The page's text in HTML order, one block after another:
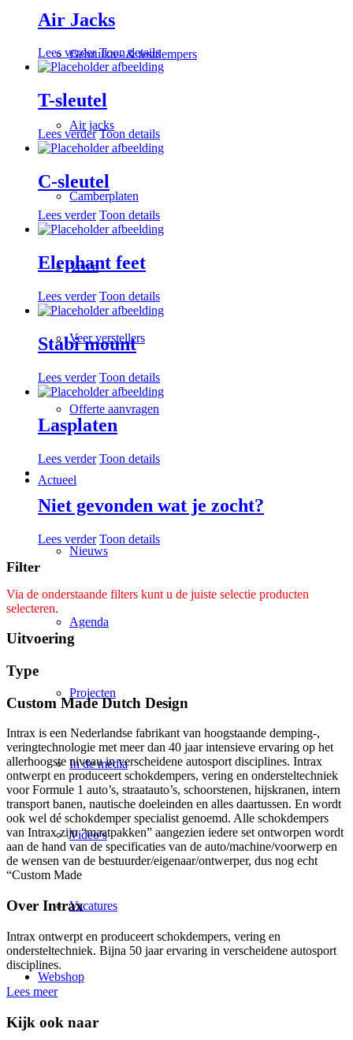
Gebruikte- & testdempers
Air jacks
Camberplaten
Veren
Veer verstellers
Offerte aanvragen
Actueel
Nieuws
Agenda
Projecten
In de media
Video’s
Vacatures
Webshop
Air Jacks
Lees verder Toon details
T-sleutel
Lees verder Toon details
C-sleutel
Lees verder Toon details
Elephant feet
Lees verder Toon details
Stabi mount
Lees verder Toon details
Lasplaten
Lees verder Toon details
Niet gevonden wat je zocht?
Lees verder Toon details
Filter
Via de onderstaande filters kunt u de juiste selectie producten
selecteren.
Uitvoering
Type
Custom Made Dutch Design
Intrax is een Nederlandse fabrikant van hoogstaande demping-,
veringtechnologie met meer dan 40 jaar intensieve ervaring op het
allerhoogste niveau in verscheidene autosport disciplines. Intrax
ontwerpt en produceert schokdempers, vering en ondersteltechniek
voor Formule 1 auto’s, straatauto’s, schoorstenen, hijskranen, intern
transport banen, nautische doeleinden en alles daartussen. En wordt
ook wel dé schokdemper specialist genoemd. Alle schokdempers
van Intrax zijn “maatpakken” aangezien iedere set ontworpen wordt
aan de hand van de specificaties van de auto/machine/voorwerp en
de wensen van de bestuurder/eigenaar/ontwerper, dus nog echt
“Custom Made
Over Intrax
Intrax ontwerpt en produceert schokdempers, vering en
ondersteltechniek. Bijna 50 jaar ervaring in verscheidene autosport
disciplines.
Lees meer
Kijk ook naar